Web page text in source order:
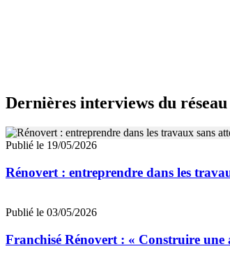
Dernières interviews du réseau
Publié le 19/05/2026
Rénovert : entreprendre dans les
Publié le 03/05/2026
Franchisé Rénovert : « Construire une